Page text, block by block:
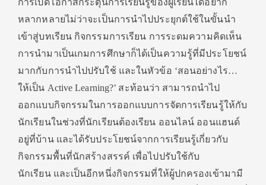
การเปิดโอกาสกระตุ้นการเรียนรู้ของผู้เรียนได้อยาก
หลากหลายไม่ว่าจะเป็นการนำไปประยุกต์ใช้ในขั้นนำ
เข้าสู่บทเรียน กิจกรรมการเรียน การระดมความคิดเห็น
การนำมาเป็นเกมการศึกษาก็ได้เป็นความรู้ที่มีประโยชน์
มากกับการนำไปปรับใช้ และในหัวข้อ ‘สอนอย่างไร…
ให้เป็น Active Learning?’ สะท้อนว่า สามารถนำไป
ออกแบบกิจกรรมในการออกแบบการจัดการเรียนรู้ให้กับ
นักเรียนในช่วงที่นักเรียนต้องเรียน ออนไลน์ ออนแฮนด์
อยู่ที่บ้าน และได้รับประโยชน์จากการเรียนรู้เกี่ยวกับ
กิจกรรมพื้นที่นักสร้างสรรค์ เพื่อไปปรับใช้กับ
นักเรียน และเป็นอีกหนึ่งกิจกรรมที่ให้ผู้ปกครองเข้ามามี